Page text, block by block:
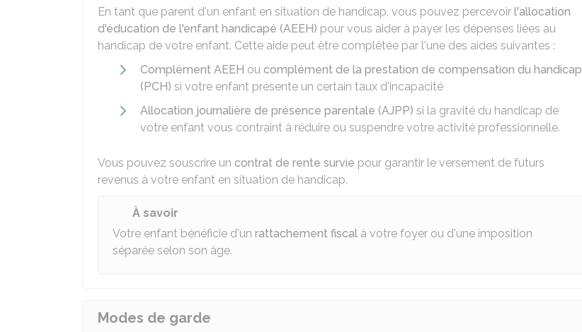
En tant que parent d'un enfant en situation de handicap, vous pouvez percevoir l'allocation
d'éducation de l'enfant handicapé (AEEH) pour vous aider à payer les dépenses liées au
handicap de votre enfant. Cette aide peut être complétée par l'une des aides suivantes :
Complément AEEH ou complément de la prestation de compensation du handicap
(PCH) si votre enfant présente un certain taux d'incapacité
Allocation journalière de présence parentale (AJPP) si la gravité du handicap de
votre enfant vous contraint à réduire ou suspendre votre activité professionnelle.
Vous pouvez souscrire un contrat de rente survie pour garantir le versement de futurs
revenus à votre enfant en situation de handicap.
À savoir
Votre enfant bénéficie d'un rattachement fiscal à votre foyer ou d'une imposition
séparée selon son âge.
Modes de garde